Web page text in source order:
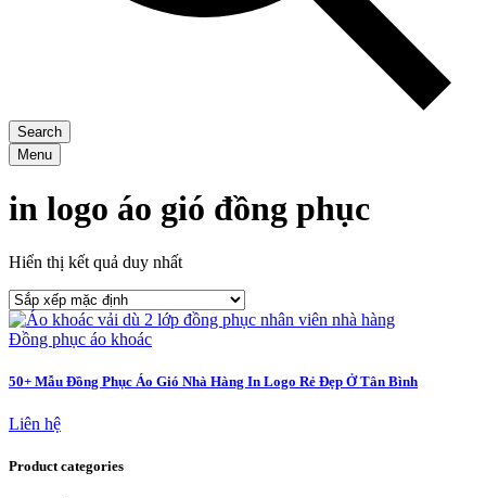
Search
Menu
in logo áo gió đồng phục
Hiển thị kết quả duy nhất
Đồng phục áo khoác
50+ Mẫu Đồng Phục Áo Gió Nhà Hàng In Logo Rẻ Đẹp Ở Tân Bình
Liên hệ
Product categories